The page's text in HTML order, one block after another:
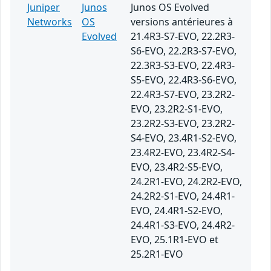
Juniper
Networks
Junos
OS
Evolved
Junos OS Evolved
versions antérieures à
21.4R3-S7-EVO, 22.2R3-
S6-EVO, 22.2R3-S7-EVO,
22.3R3-S3-EVO, 22.4R3-
S5-EVO, 22.4R3-S6-EVO,
22.4R3-S7-EVO, 23.2R2-
EVO, 23.2R2-S1-EVO,
23.2R2-S3-EVO, 23.2R2-
S4-EVO, 23.4R1-S2-EVO,
23.4R2-EVO, 23.4R2-S4-
EVO, 23.4R2-S5-EVO,
24.2R1-EVO, 24.2R2-EVO,
24.2R2-S1-EVO, 24.4R1-
EVO, 24.4R1-S2-EVO,
24.4R1-S3-EVO, 24.4R2-
EVO, 25.1R1-EVO et
25.2R1-EVO